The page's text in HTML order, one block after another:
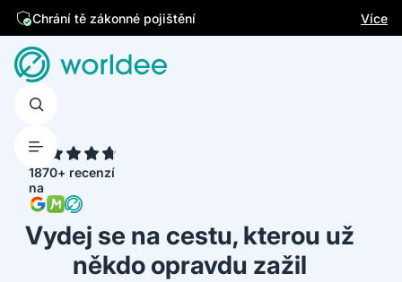
Chrání tě zákonné pojištění
Jsme česká firma
Více
1870+ recenzí
na
Vydej se na cestu, kterou už
někdo opravdu zažil